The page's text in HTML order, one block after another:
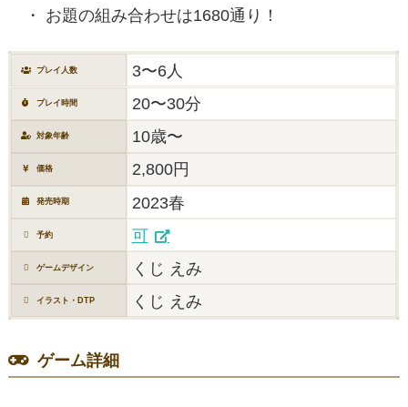
お題の組み合わせは1680通り！
プレイ人数 3〜6人
プレイ時間 20〜30分
対象年齢 10歳〜
価格 2,800円
発売時期 2023春
予約 可
ゲームデザイン くじ えみ
イラスト・DTP くじ えみ
ゲーム詳細